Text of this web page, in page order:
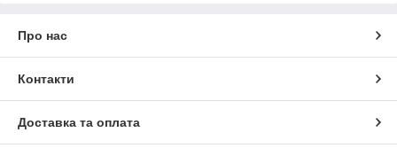
Про нас
Контакти
Доставка та оплата